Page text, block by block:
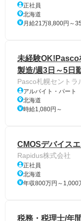
正社員
北海道
月給21万8,800円～
未経験OK!Pasco
製造/週3日～5日
Pasco札幌セントラ
アルバイト・パート
北海道
時給1,080円～
CMOSデバイス
Rapidus株式会社
正社員
北海道
年収800万円～1,000
税務・税理士/年